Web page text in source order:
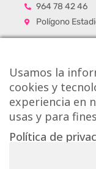
964 78 42 46
Polígono
Usamos la
cookies y
experiencia en
usas y para
Política de